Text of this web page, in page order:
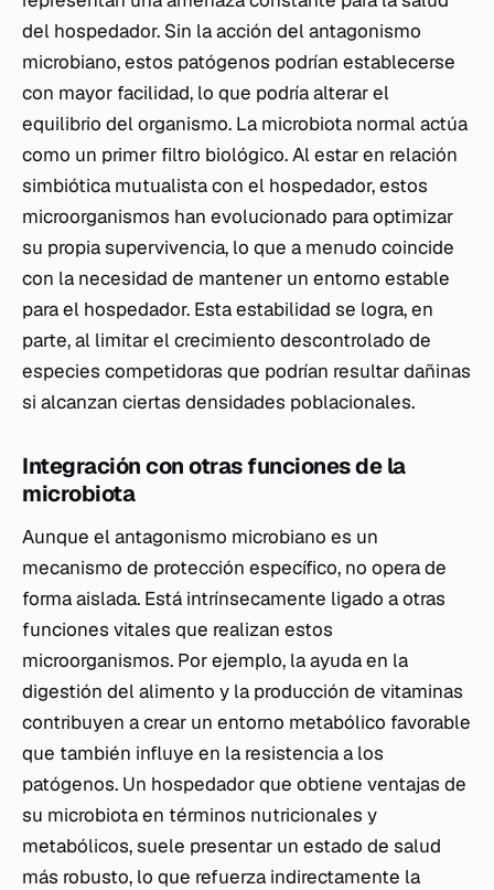
del hospedador. Sin la acción del antagonismo
microbiano, estos patógenos podrían establecerse
con mayor facilidad, lo que podría alterar el
equilibrio del organismo. La microbiota normal actúa
como un primer filtro biológico. Al estar en relación
simbiótica mutualista con el hospedador, estos
microorganismos han evolucionado para optimizar
su propia supervivencia, lo que a menudo coincide
con la necesidad de mantener un entorno estable
para el hospedador. Esta estabilidad se logra, en
parte, al limitar el crecimiento descontrolado de
especies competidoras que podrían resultar dañinas
si alcanzan ciertas densidades poblacionales.
Integración con otras funciones de la
microbiota
Aunque el antagonismo microbiano es un
mecanismo de protección específico, no opera de
forma aislada. Está intrínsecamente ligado a otras
funciones vitales que realizan estos
microorganismos. Por ejemplo, la ayuda en la
digestión del alimento y la producción de vitaminas
contribuyen a crear un entorno metabólico favorable
que también influye en la resistencia a los
patógenos. Un hospedador que obtiene ventajas de
su microbiota en términos nutricionales y
metabólicos, suele presentar un estado de salud
más robusto, lo que refuerza indirectamente la